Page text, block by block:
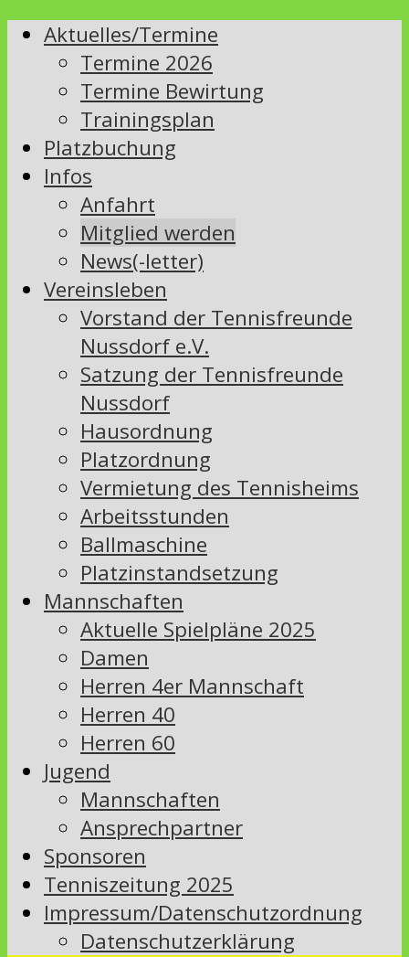
Aktuelles/Termine
Termine 2026
Termine Bewirtung
Trainingsplan
Platzbuchung
Infos
Anfahrt
Mitglied werden
News(-letter)
Vereinsleben
Vorstand der Tennisfreunde
Nussdorf e.V.
Satzung der Tennisfreunde
Nussdorf
Hausordnung
Platzordnung
Vermietung des Tennisheims
Arbeitsstunden
Ballmaschine
Platzinstandsetzung
Mannschaften
Aktuelle Spielpläne 2025
Damen
Herren 4er Mannschaft
Herren 40
Herren 60
Jugend
Mannschaften
Ansprechpartner
Sponsoren
Tenniszeitung 2025
Impressum/Datenschutzordnung
Datenschutzerklärung